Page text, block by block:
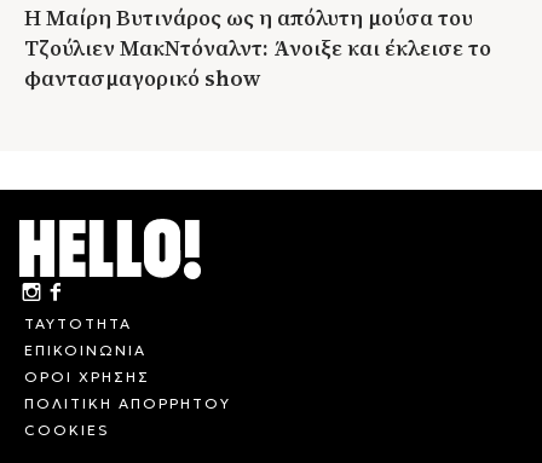
Η Μαίρη Βυτινάρος ως η απόλυτη μούσα του
Τζούλιεν ΜακΝτόναλντ: Άνοιξε και έκλεισε το
φαντασμαγορικό show
ΤΑΥΤΟΤΗΤΑ
ΕΠΙΚΟΙΝΩΝΙΑ
ΟΡΟΙ ΧΡΗΣΗΣ
ΠΟΛΙΤΙΚΗ ΑΠΟΡΡΗΤΟΥ
COOKIES